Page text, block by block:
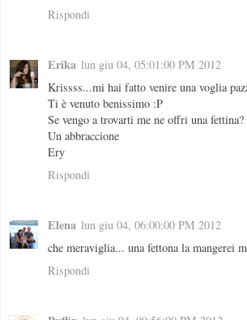
Rispondi
Erika lun giu 04, 05:01:00 PM 2012
Krissss...mi hai fatto venire una voglia
Ti è venuto benissimo :P
Se vengo a trovarti me ne offri una
Un abbraccione
Ery
Rispondi
Elena lun giu 04, 06:00:00 PM 2012
che meraviglia... una fettona la mangerei
Rispondi